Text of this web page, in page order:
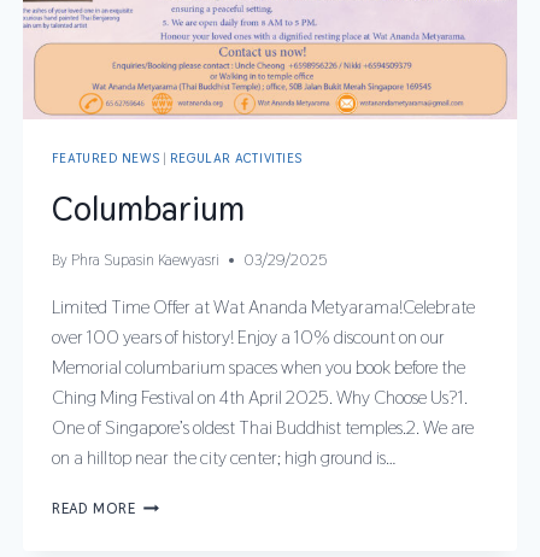
FEATURED NEWS | REGULAR ACTIVITIES
Columbarium
By Phra Supasin Kaewyasri 03/29/2025
Limited Time Offer at Wat Ananda Metyarama!Celebrate
over 100 years of history! Enjoy a 10% discount on our
Memorial columbarium spaces when you book before the
Ching Ming Festival on 4th April 2025. Why Choose Us?1.
One of Singapore’s oldest Thai Buddhist temples.2. We are
on a hilltop near the city center; high ground is…
READ MORE